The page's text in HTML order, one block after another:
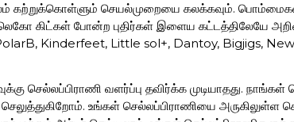
கற்றுக்கொள்ளும் செயல்முறையை கலக்கவும்.
லெகோ கிட்கள் போன்ற புதிர்கள் இளைய கட்டத்திலேயே
PolarB, Kinderfeet, Little sol+, Dantoy, Bigjigs,
செல்லப்பிராணி வளர்ப்பு தவிர்க்க முடியாதது. நாங்கள்
உங்கள் செல்லப்பிராணியை அருகிலுள்ள